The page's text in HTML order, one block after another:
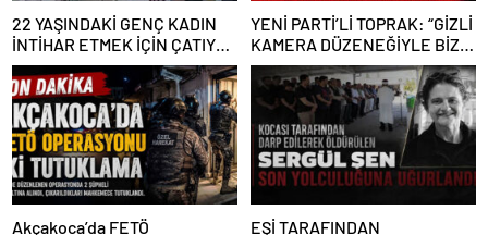
22 YAŞINDAKİ GENÇ KADIN
İNTİHAR ETMEK İÇİN ÇATIYA
ÇIKTI
YENİ PARTİ’Lİ TOPRAK: “GİZLİ
KAMERA DÜZENEĞİYLE BİZE
ALGI OPERASYONU YAPILDI”
Akçakoca’da FETÖ
EŞİ TARAFINDAN